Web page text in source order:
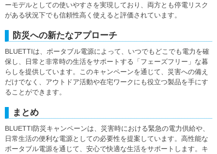
ーモデルとしての使いやすさを実現しており、両方とも停電リスク
がある状況下でも信頼性高く使えると評価されています。
防災への新たなアプローチ
BLUETTIは、ポータブル電源によって、いつでもどこでも電力を確
保し、日常と非常時の生活をサポートする「フェーズフリー」な暮
らしを提供しています。このキャンペーンを通じて、災害への備え
だけでなく、アウトドア活動や在宅ワークにも役立つ製品を手にす
ることができます。
まとめ
BLUETTI防災キャンペーンは、災害時における緊急の電力供給や、
日常生活の便利な電源としての必要性を提案しています。高性能な
ポータブル電源を通じて、安心で快適な生活をサポートします。キ